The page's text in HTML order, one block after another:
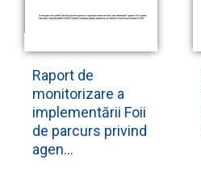
Raport de
monitorizare a
implementării Foii
de parcurs privind
agen...